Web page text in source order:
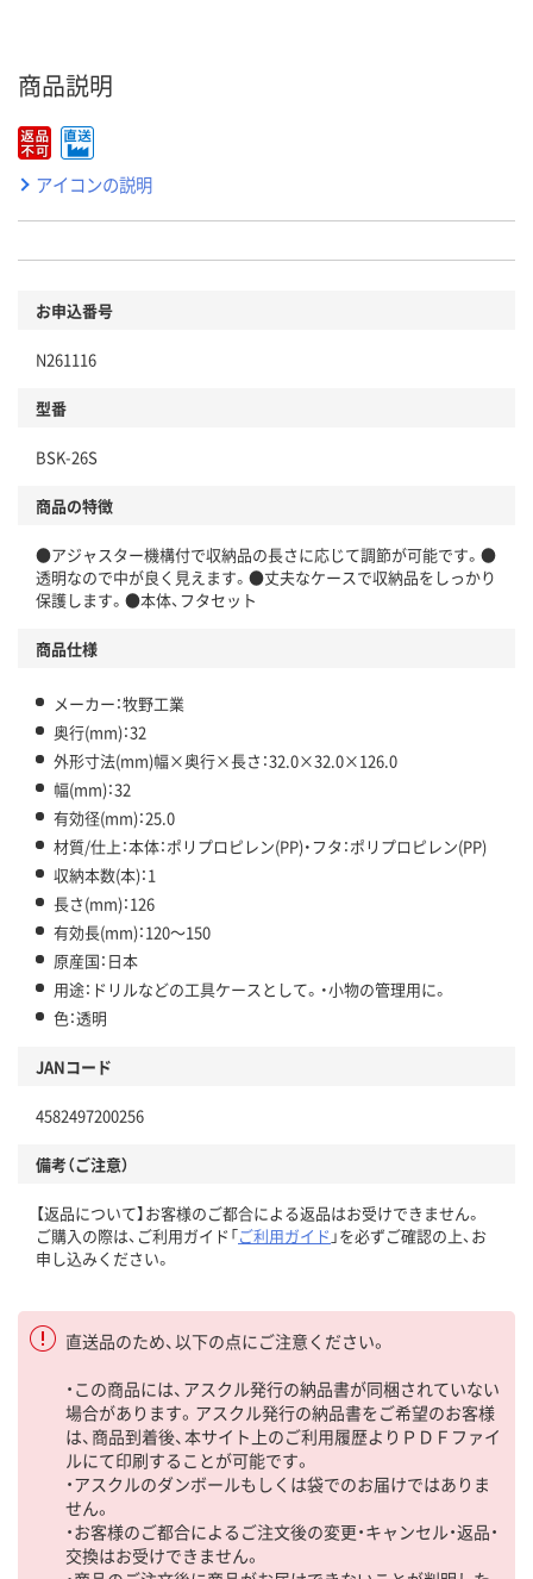
商品説明
アイコンの説明
お申込番号
N261116
型番
BSK-26S
商品の特徴
●アジャスター機構付で収納品の長さに応じて調節が可能です。●
透明なので中が良く見えます。●丈夫なケースで収納品をしっかり
保護します。●本体、フタセット
商品仕様
メーカー：牧野工業
奥行(mm)：32
外形寸法(mm)幅×奥行×長さ：32.0×32.0×126.0
幅(mm)：32
有効径(mm)：25.0
材質/仕上：本体：ポリプロピレン(PP)・フタ：ポリプロピレン(PP)
収納本数(本)：1
長さ(mm)：126
有効長(mm)：120～150
原産国：日本
用途：ドリルなどの工具ケースとして。・小物の管理用に。
色：透明
JANコード
4582497200256
備考（ご注意）
【返品について】お客様のご都合による返品はお受けできません。
ご購入の際は、ご利用ガイド「ご利用ガイド 」を必ずご確認の上、お
申し込みください。
直送品のため、以下の点にご注意ください。
・この商品には、アスクル発行の納品書が同梱されていない
場合があります。アスクル発行の納品書をご希望のお客様
は、商品到着後、本サイト上のご利用履歴よりＰＤＦファイ
ルにて印刷することが可能です。
・アスクルのダンボールもしくは袋でのお届けではありま
せん。
・お客様のご都合によるご注文後の変更・キャンセル・返品・
交換はお受けできません。